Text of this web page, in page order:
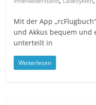
Mit der App
und Akkus bequem und
unterteilt in
Weiterlesen